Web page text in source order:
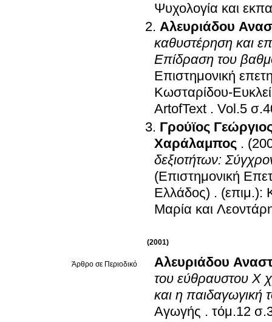
Ψυχολογία και
Αλευριάδου
καθυστέρηση και
Επίδραση του
Επιστημονική
Κωσταρίδου-
ArtofText .
Γρούϊος
Χαράλαμπος .
δεξιοτήτων:
(Επιστημονική
Ελλάδος) . (επιμ.):
Μαρία και
(2001)
Άρθρο σε Περιοδικό
Αλευριάδου
του εύθραυστου Χ
και η παιδαγωγική
Αγωγής .